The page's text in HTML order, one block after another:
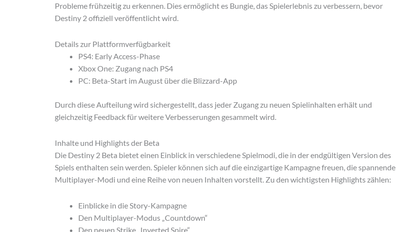
Probleme frühzeitig zu erkennen. Dies ermöglicht es Bungie, das Spielerlebnis zu verbessern, bevor
Destiny 2 offiziell veröffentlicht wird.
Details zur Plattformverfügbarkeit
PS4: Early Access-Phase
Xbox One: Zugang nach PS4
PC: Beta-Start im August über die Blizzard-App
Durch diese Aufteilung wird sichergestellt, dass jeder Zugang zu neuen Spielinhalten erhält und
gleichzeitig Feedback für weitere Verbesserungen gesammelt wird.
Inhalte und Highlights der Beta
Die Destiny 2 Beta bietet einen Einblick in verschiedene Spielmodi, die in der endgültigen Version des
Spiels enthalten sein werden. Spieler können sich auf die einzigartige Kampagne freuen, die spannende
Multiplayer-Modi und eine Reihe von neuen Inhalten vorstellt. Zu den wichtigsten Highlights zählen:
Einblicke in die Story-Kampagne
Den Multiplayer-Modus „Countdown“
Den neuen Strike „Inverted Spire“